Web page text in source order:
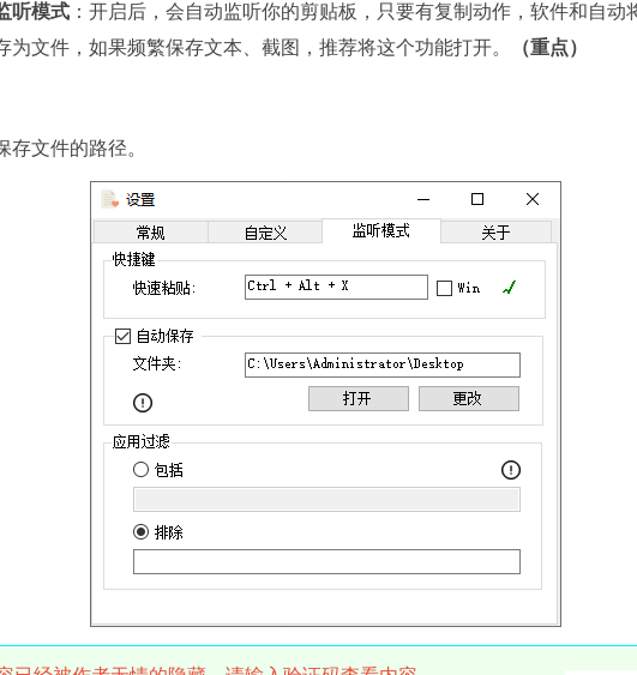
听模式 ：开启后，会自动监听你的剪贴板，只要有复制动作，软件和自动
为文件，如果频繁保存文本、截图，推荐将这个功能打开。
（重点）
存文件的路径。